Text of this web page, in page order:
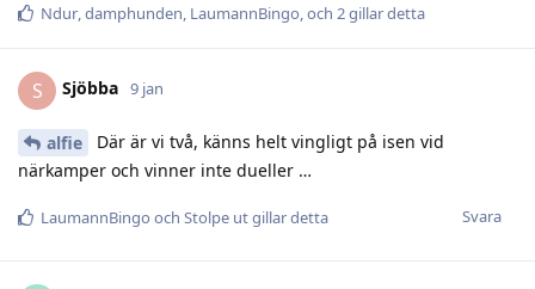
Ndur,damphunden, LaumannBingo, och 2gillar detta
S Sjöbba 9 jan
alfie
Där är vi två, känns helt vingligt på isen vid
närkamper och vinner inte dueller …
Svara
LaumannBingo och Stolpe utgillar detta